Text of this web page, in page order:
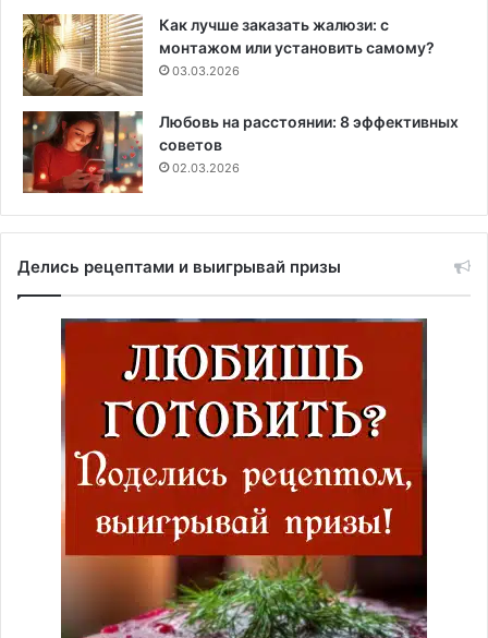
Как лучше заказать жалюзи: с
монтажом или установить самому?
03.03.2026
Любовь на расстоянии: 8 эффективных
советов
02.03.2026
Делись рецептами и выигрывай призы